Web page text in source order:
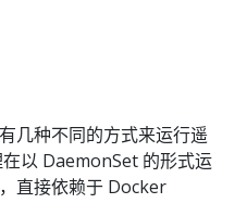
几种不同的方式来运行遥
以 DaemonSet 的形式运
直接依赖于 Docker